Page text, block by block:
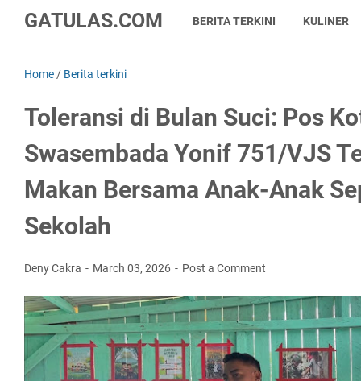
GATULAS.COM BERITA TERKINI KULINER
Home / Berita terkini
Toleransi di Bulan Suci: Pos
Swasembada Yonif 751/VJS
Makan Bersama Anak-Anak
Sekolah
Deny Cakra March 03, 2026 Post a Comment